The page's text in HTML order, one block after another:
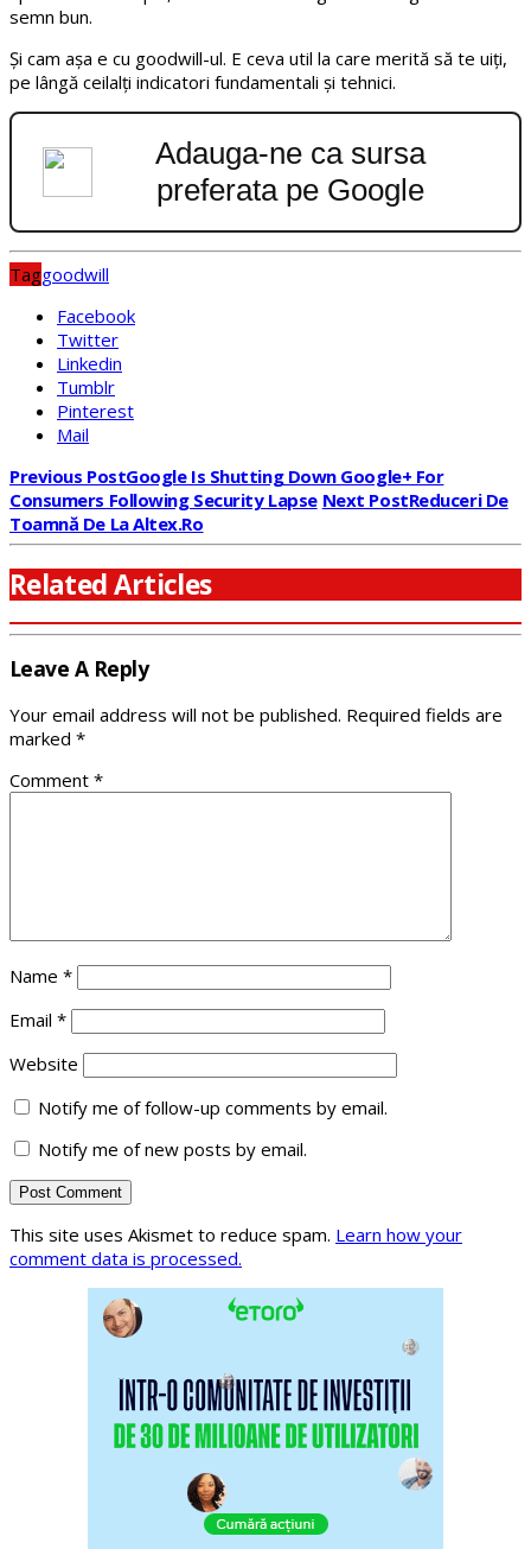
semn bun.
Și cam așa e cu goodwill-ul. E ceva util la care merită să te uiți,
pe lângă ceilalți indicatori fundamentali și tehnici.
Adauga-ne ca sursa
preferata pe Google
Taggoodwill
Facebook
Twitter
Linkedin
Tumblr
Pinterest
Mail
Previous PostGoogle Is Shutting Down Google+ For
Consumers Following Security Lapse Next PostReduceri De
Toamnă De La Altex.ro
Related Articles
Leave A Reply
Your email address will not be published. Required fields are
marked *
Comment *
Name *
Email *
Website
Notify me of follow-up comments by email.
Notify me of new posts by email.
This site uses Akismet to reduce spam. Learn how your
comment data is processed.